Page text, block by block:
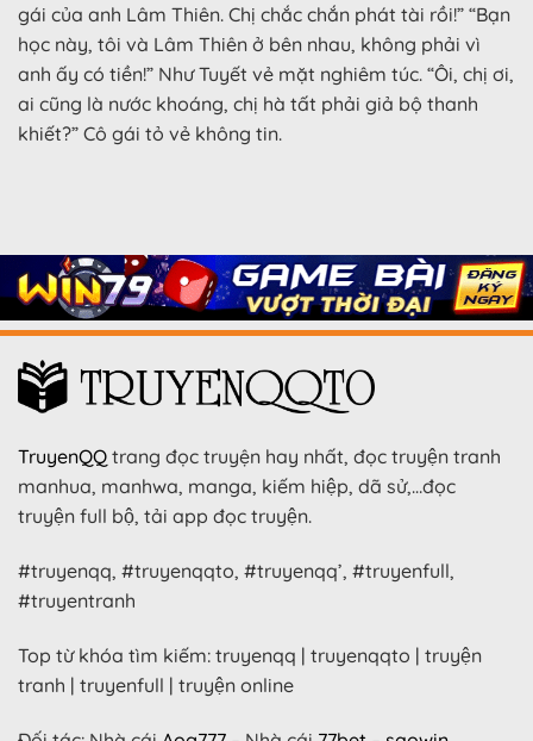
gái của anh Lâm Thiên. Chị chắc chắn phát tài rồi!” “Bạn
học này, tôi và Lâm Thiên ở bên nhau, không phải vì
anh ấy có tiền!” Như Tuyết vẻ mặt nghiêm túc. “Ôi, chị ơi,
ai cũng là nước khoáng, chị hà tất phải giả bộ thanh
khiết?” Cô gái tỏ vẻ không tin.
TruyenQQ trang đọc truyện hay nhất, đọc truyện tranh
manhua, manhwa, manga, kiếm hiệp, dã sử,…đọc
truyện full bộ, tải app đọc truyện.
#truyenqq, #truyenqqto, #truyenqq’, #truyenfull,
#truyentranh
Top từ khóa tìm kiếm: truyenqq | truyenqqto | truyện
tranh | truyenfull | truyện online